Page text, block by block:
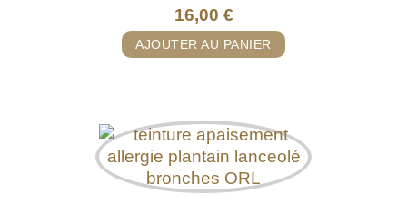
16,00 €
AJOUTER AU PANIER